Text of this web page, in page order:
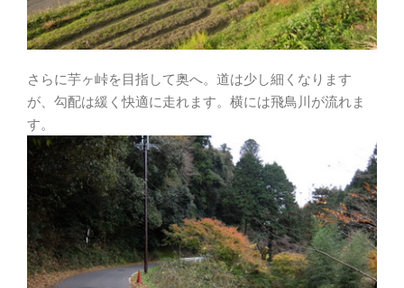
さらに芋ヶ峠を目指して奥へ。道は少し細くなります
が、勾配は緩く快適に走れます。横には飛鳥川が流れま
す。